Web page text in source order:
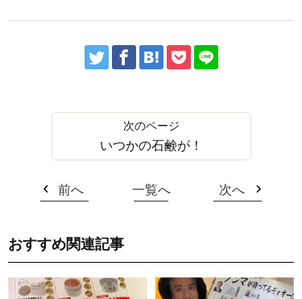
いつかの石鹸が！
前へ 一覧へ 次へ
おすすめ関連記事